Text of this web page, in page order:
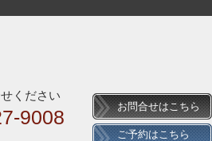
ください
9008 お問合せはこちら
ご予約はこちら